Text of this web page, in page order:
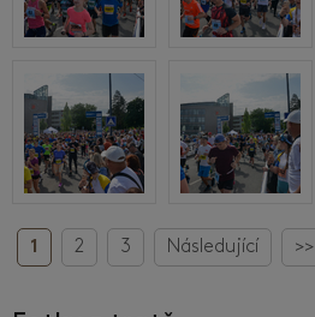
1 2 3 Následující >>